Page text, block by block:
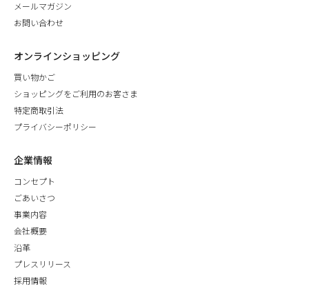
メールマガジン
お問い合わせ
オンラインショッピング
買い物かご
ショッピングをご利用のお客さま
特定商取引法
プライバシーポリシー
企業情報
コンセプト
ごあいさつ
事業内容
会社概要
沿革
プレスリリース
採用情報